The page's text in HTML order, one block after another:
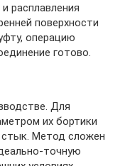
расплавления
поверхности
операцию
готово.
Для
их бортики
Метод сложен
точную